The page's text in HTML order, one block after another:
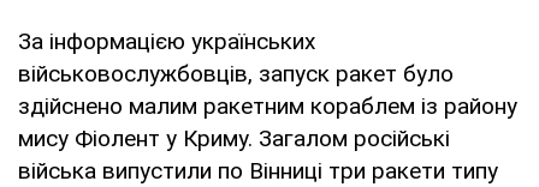
За інформацією українських
військовослужбовців, запуск ракет було
здійснено малим ракетним кораблем із району
мису Фіолент у Криму. Загалом російські
війська випустили по Вінниці три ракети типу